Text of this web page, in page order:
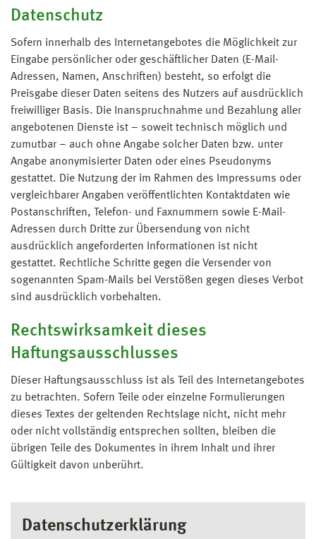
Datenschutz
Sofern innerhalb des Internetangebotes die Möglichkeit zur
Eingabe persönlicher oder geschäftlicher Daten (E-Mail-
Adressen, Namen, Anschriften) besteht, so erfolgt die
Preisgabe dieser Daten seitens des Nutzers auf ausdrücklich
freiwilliger Basis. Die Inanspruchnahme und Bezahlung aller
angebotenen Dienste ist – soweit technisch möglich und
zumutbar – auch ohne Angabe solcher Daten bzw. unter
Angabe anonymisierter Daten oder eines Pseudonyms
gestattet. Die Nutzung der im Rahmen des Impressums oder
vergleichbarer Angaben veröffentlichten Kontaktdaten wie
Postanschriften, Telefon- und Faxnummern sowie E-Mail-
Adressen durch Dritte zur Übersendung von nicht
ausdrücklich angeforderten Informationen ist nicht
gestattet. Rechtliche Schritte gegen die Versender von
sogenannten Spam-Mails bei Verstößen gegen dieses Verbot
sind ausdrücklich vorbehalten.
Rechtswirksamkeit dieses
Haftungsausschlusses
Dieser Haftungsausschluss ist als Teil des Internetangebotes
zu betrachten. Sofern Teile oder einzelne Formulierungen
dieses Textes der geltenden Rechtslage nicht, nicht mehr
oder nicht vollständig entsprechen sollten, bleiben die
übrigen Teile des Dokumentes in ihrem Inhalt und ihrer
Gültigkeit davon unberührt.
Datenschutzerklärung